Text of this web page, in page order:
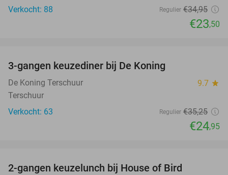
Verkocht: 88
Regulier €34,95
€23,50
3-gangen keuzediner bij De Koning
De Koning Terschuur 9.7 star
Terschuur
Verkocht: 63
Regulier €35,25
€24,95
2-gangen keuzelunch bij House of Bird